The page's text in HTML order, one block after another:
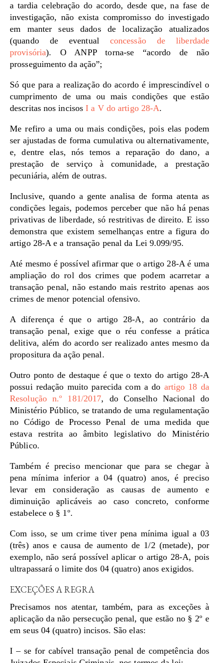
a tardia celebração do acordo, desde que, na fase de
investigação, não exista compromisso do investigado
em manter seus dados de localização atualizados
(quando de eventual concessão de liberdade
provisória). O ANPP torna-se “acordo de não
prosseguimento da ação”;
Só que para a realização do acordo é imprescindível o
cumprimento de uma ou mais condições que estão
descritas nos incisosI a V do artigo 28-A.
Me refiro a uma ou mais condições, pois elas podem
ser ajustadas de forma cumulativa ou alternativamente,
e, dentre elas, nós temos a reparação do dano, a
prestação de serviço à comunidade, a prestação
pecuniária, além de outras.
Inclusive, quando a gente analisa de forma atenta as
condições legais, podemos perceber que não há penas
privativas de liberdade, só restritivas de direito. E isso
demonstra que existem semelhanças entre a figura do
artigo 28-A e a transação penal da Lei 9.099/95.
Até mesmo é possível afirmar que o artigo 28-A é uma
ampliação do rol dos crimes que podem acarretar a
transação penal, não estando mais restrito apenas aos
crimes de menor potencial ofensivo.
A diferença é que o artigo 28-A, ao contrário da
transação penal, exige que o réu confesse a prática
delitiva, além do acordo ser realizado antes mesmo da
propositura da ação penal.
Outro ponto de destaque é que o texto do artigo 28-A
possui redação muito parecida com a do artigo 18 da
Resolução n.º 181/2017, do Conselho Nacional do
Ministério Público, se tratando de uma regulamentação
no Código de Processo Penal de uma medida que
estava restrita ao âmbito legislativo do Ministério
Público.
Também é preciso mencionar que para se chegar à
pena mínima inferior a 04 (quatro) anos, é preciso
levar em consideração as causas de aumento e
diminuição aplicáveis ao caso concreto, conforme
estabelece o § 1º.
Com isso, se um crime tiver pena mínima igual a 03
(três) anos e causa de aumento de 1/2 (metade), por
exemplo, não será possível aplicar o artigo 28-A, pois
ultrapassará o limite dos 04 (quatro) anos exigidos.
EXCEÇÕES A REGRA
Precisamos nos atentar, também, para as exceções à
aplicação da não persecução penal, que estão no § 2º e
em seus 04 (quatro) incisos. São elas:
I – se for cabível transação penal de competência dos